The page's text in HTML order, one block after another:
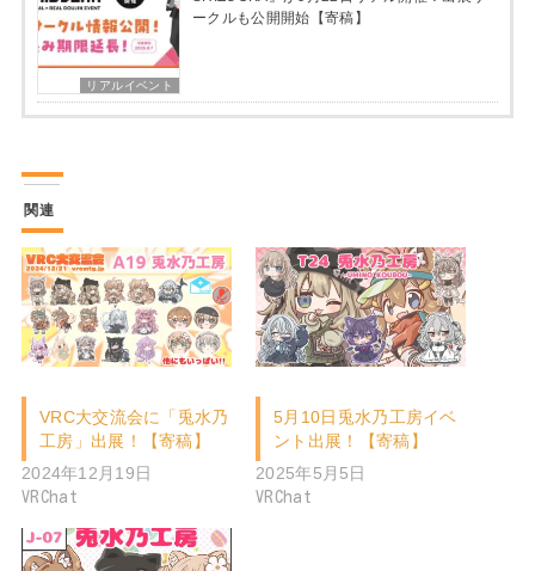
リアルイベント
ークルも公開開始【寄稿】
関連
VRC大交流会に「兎水乃
工房」出展！【寄稿】
2024年12月19日
VRChat
5月10日兎水乃工房イベ
ント出展！【寄稿】
2025年5月5日
VRChat